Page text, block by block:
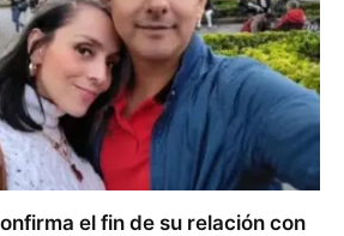
el fin de su relación con